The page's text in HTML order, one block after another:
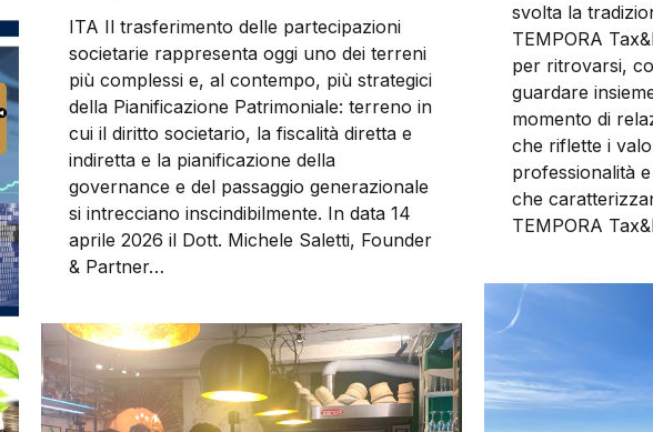
ITA Il trasferimento delle partecipazioni
societarie rappresenta oggi uno dei terreni
più complessi e, al contempo, più strategici
della Pianificazione Patrimoniale: terreno in
cui il diritto societario, la fiscalità diretta e
indiretta e la pianificazione della
governance e del passaggio generazionale
si intrecciano inscindibilmente. In data 14
aprile 2026 il Dott. Michele Saletti, Founder
& Partner…
svolta la
TEMPORA
per ritrovarsi,
guardare
momento di
che riflette i
professionalità
che
TEMPORA